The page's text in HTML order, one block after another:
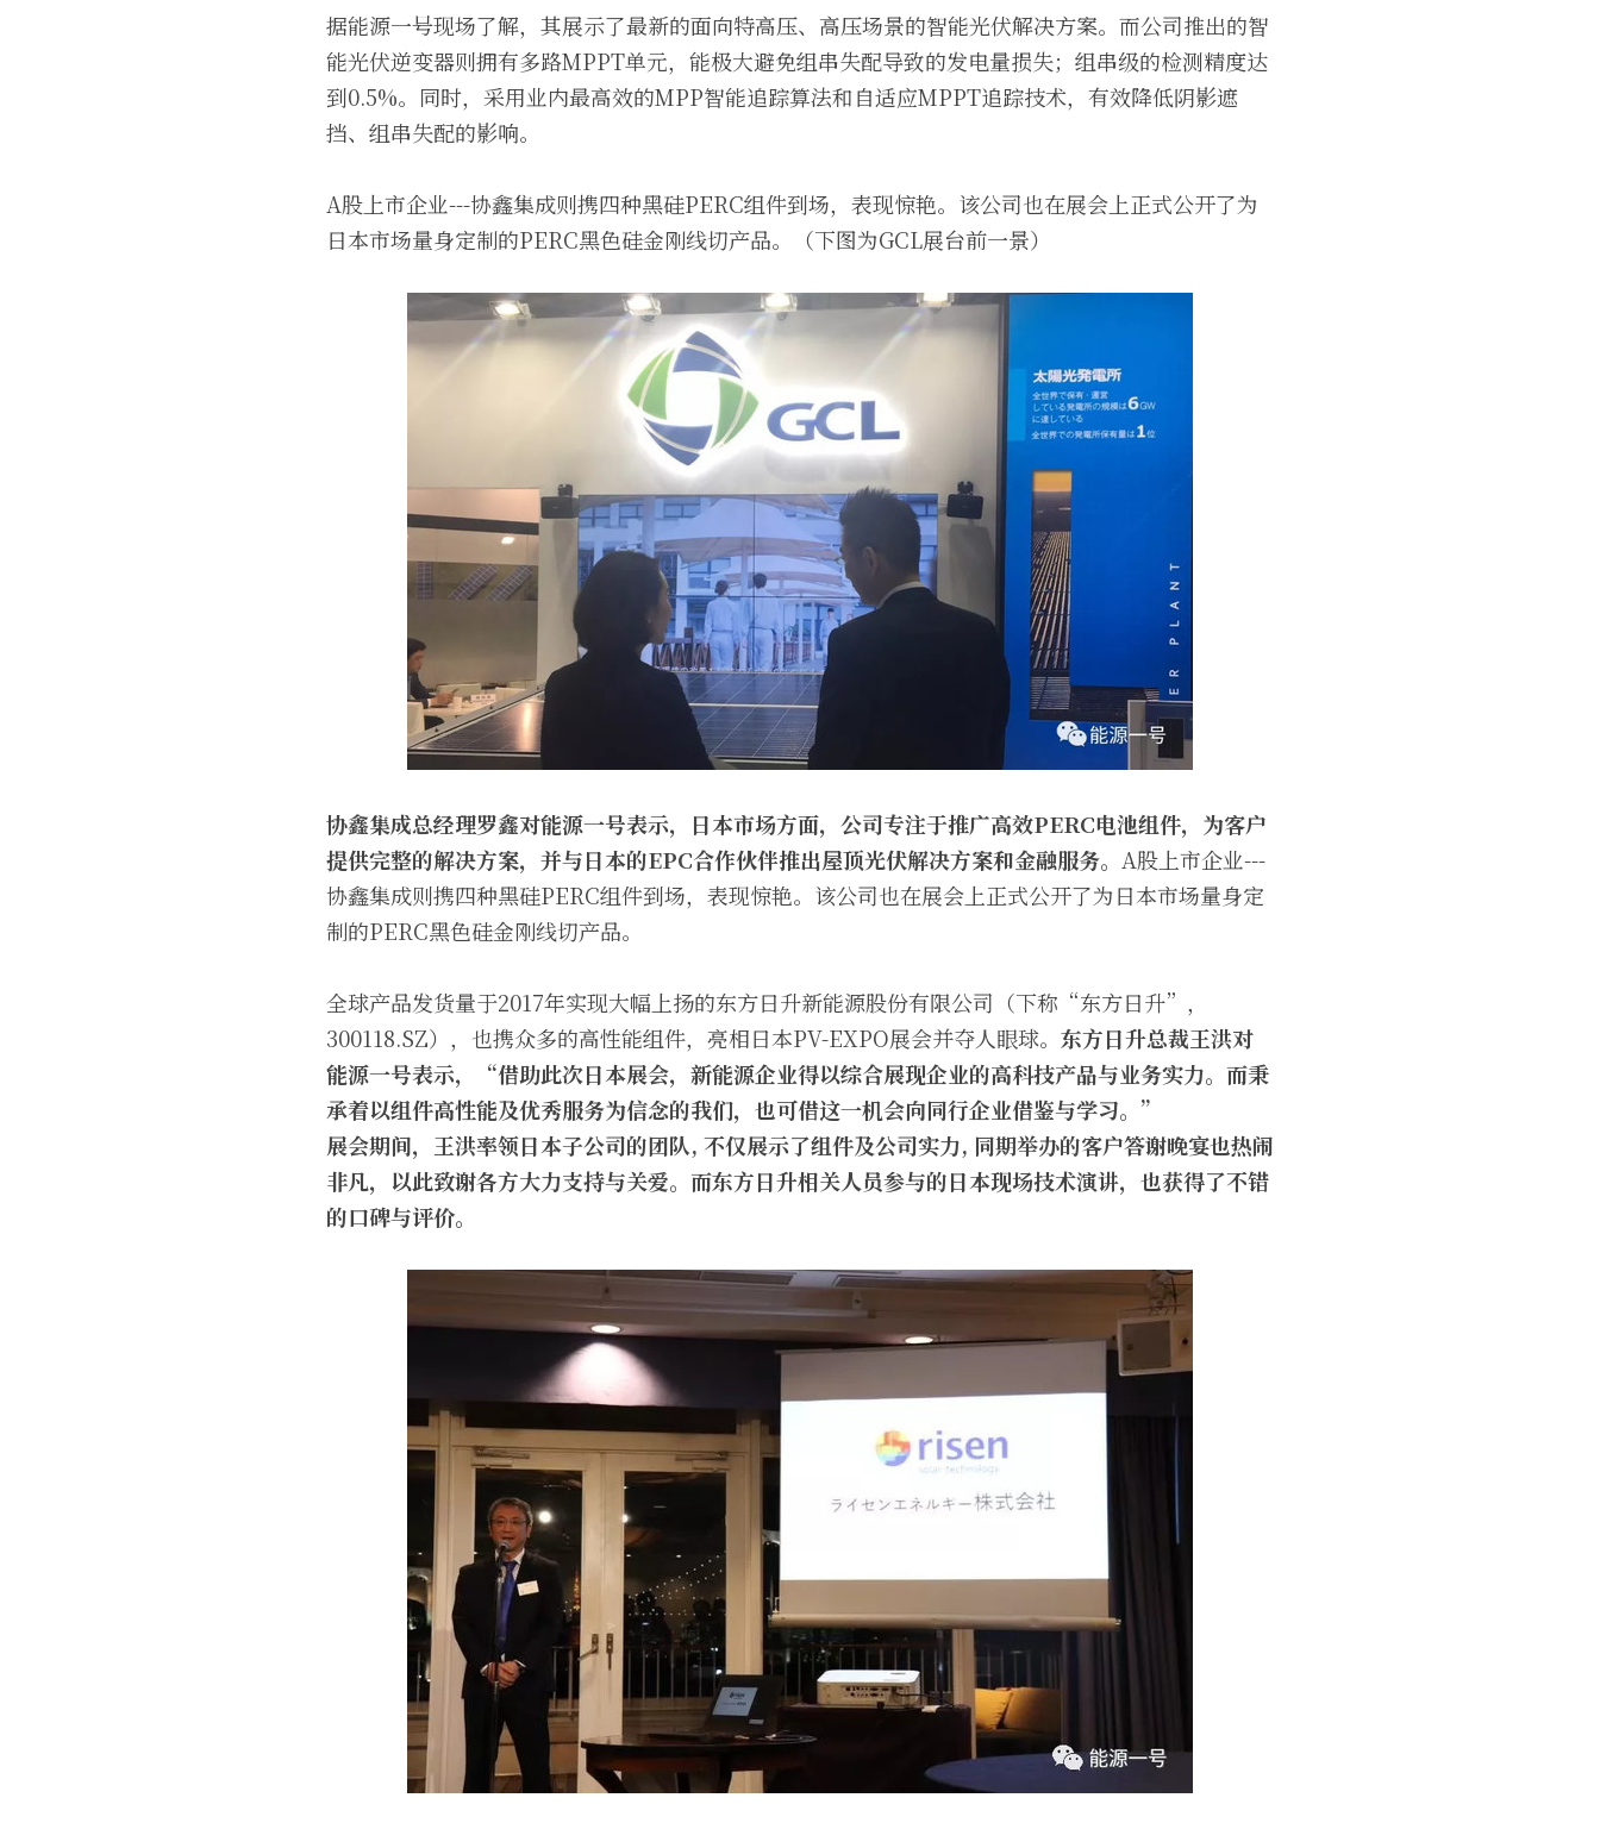
据能源一号现场了解，其展示了最新的面向特高压、高压场景的智能光伏解决方案。而公司推出的智
能光伏逆变器则拥有多路MPPT单元，能极大避免组串失配导致的发电量损失；组串级的检测精度达
到0.5%。同时，采用业内最高效的MPP智能追踪算法和自适应MPPT追踪技术，有效降低阴影遮
挡、组串失配的影响。
A股上市企业---协鑫集成则携四种黑硅PERC组件到场，表现惊艳。该公司也在展会上正式公开了为
日本市场量身定制的PERC黑色硅金刚线切产品。（下图为GCL展台前一景）
协鑫集成总经理罗鑫对能源一号表示，日本市场方面，公司专注于推广高效PERC电池组件，为客户
提供完整的解决方案，并与日本的EPC合作伙伴推出屋顶光伏解决方案和金融服务。 A股上市企业---
协鑫集成则携四种黑硅PERC组件到场，表现惊艳。该公司也在展会上正式公开了为日本市场量身定
制的PERC黑色硅金刚线切产品。
全球产品发货量于2017年实现大幅上扬的东方日升新能源股份有限公司（下称“东方日升”，
300118.SZ），也携众多的高性能组件，亮相日本PV-EXPO展会并夺人眼球。 东方日升总裁王洪对
能源一号表示，“借助此次日本展会，新能源企业得以综合展现企业的高科技产品与业务实力。而秉
承着以组件高性能及优秀服务为信念的我们，也可借这一机会向同行企业借鉴与学习。”
展会期间，王洪率领日本子公司的团队, 不仅展示了组件及公司实力, 同期举办的客户答谢晚宴也热闹
非凡，以此致谢各方大力支持与关爱。而东方日升相关人员参与的日本现场技术演讲，也获得了不错
的口碑与评价。